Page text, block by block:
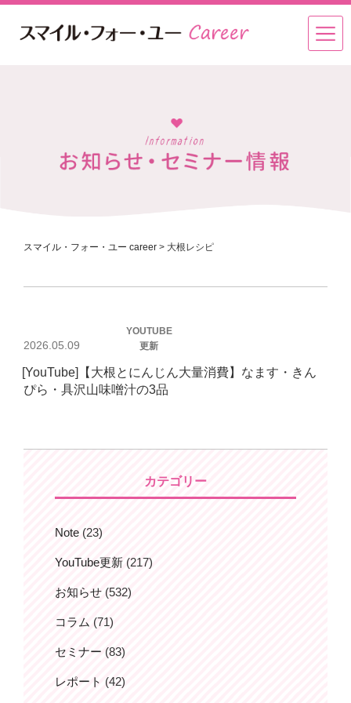
スマイル・フォー・ユー career > 大根レシピ
稿
2026.05.09
YOUTUBE
更新
[YouTube]【大根とにんじん大量消費】なます・きん
ぴら・具沢山味噌汁の3品
カテゴリー
Note (23)
YouTube更新 (217)
お知らせ (532)
コラム (71)
セミナー (83)
レポート (42)